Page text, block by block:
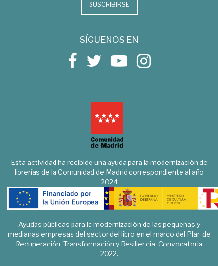
SUSCRIBIRSE
SÍGUENOS EN
Esta actividad ha recibido una ayuda para la modernización de
librerías de la Comunidad de Madrid correspondiente al año
2024
Ayudas públicas para la modernización de las pequeñas y
medianas empresas del sector del libro en el marco del Plan de
Recuperación, Transformación y Resiliencia. Convocatoria
2022.